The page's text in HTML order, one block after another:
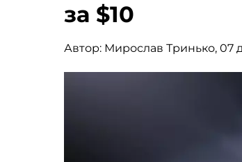
за $10
Автор: Мирослав Тринько, 07